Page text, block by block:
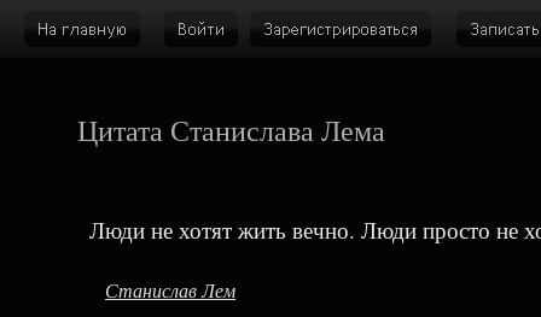
Цитата Станислава Лема
Люди не хотят жить вечно. Люди просто не
Станислав Лем